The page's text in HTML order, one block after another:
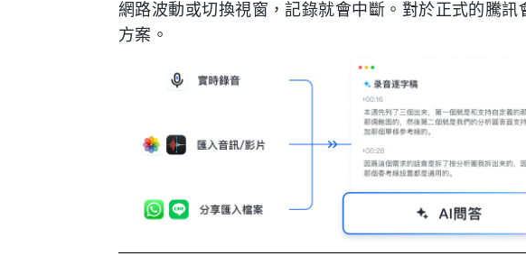
網路波動或切換視窗，記錄就會中斷。對於正式的騰
方案。